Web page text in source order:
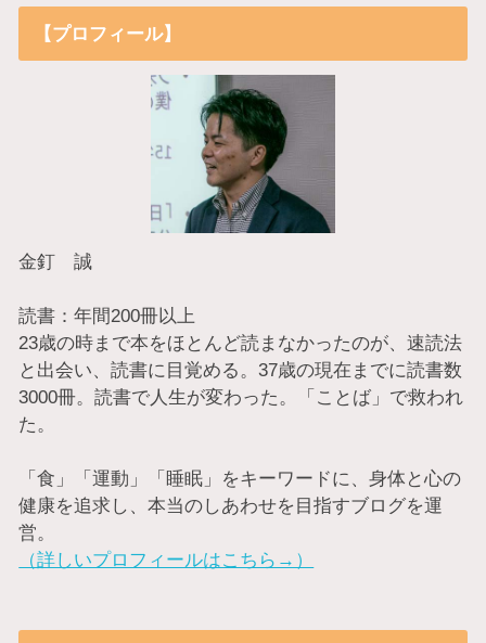
【プロフィール】
金釘 誠
読書：年間200冊以上
23歳の時まで本をほとんど読まなかったのが、速読法
と出会い、読書に目覚める。37歳の現在までに読書数
3000冊。読書で人生が変わった。「ことば」で救われ
た。
「食」「運動」「睡眠」をキーワードに、身体と心の
健康を追求し、本当のしあわせを目指すブログを運
営。
（詳しいプロフィールはこちら→）